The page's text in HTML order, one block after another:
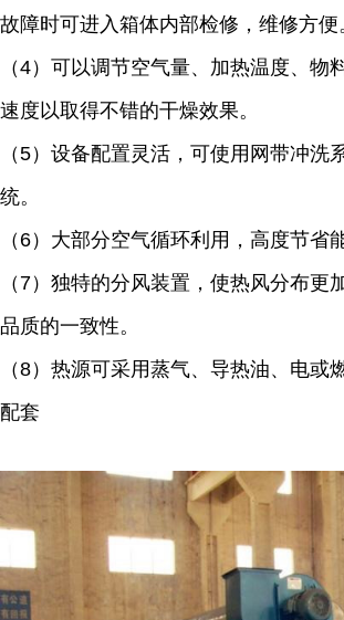
故障时可进入箱体内部检修，维修方便
（4）可以调节空气量、加热温度、物
速度以取得不错的干燥效果。
（5）设备配置灵活，可使用网带冲洗
统。
（6）大部分空气循环利用，高度节省
（7）独特的分风装置，使热风分布更
品质的一致性。
（8）热源可采用蒸气、导热油、电或
配套